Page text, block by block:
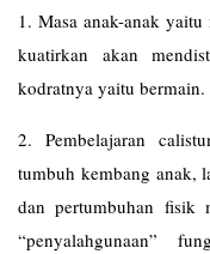
1. Masa anak-anak
kuatirkan akan
kodratnya yaitu bermain.
2. Pembelajaran
tumbuh kembang anak,
dan pertumbuhan fisik
“penyalahgunaan”